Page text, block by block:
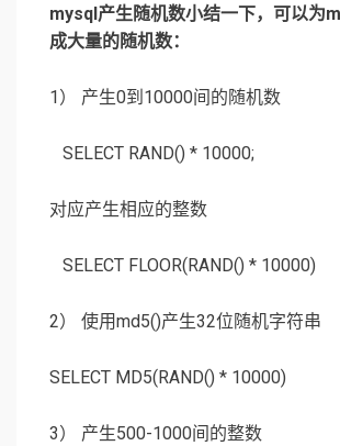
mysql产生随机数小结一下，可以为
成大量的随机数：
1） 产生0到10000间的随机数
SELECT RAND() * 10000;
对应产生相应的整数
SELECT FLOOR(RAND() * 10000)
2） 使用md5()产生32位随机字符串
SELECT MD5(RAND() * 10000)
3） 产生500-1000间的整数